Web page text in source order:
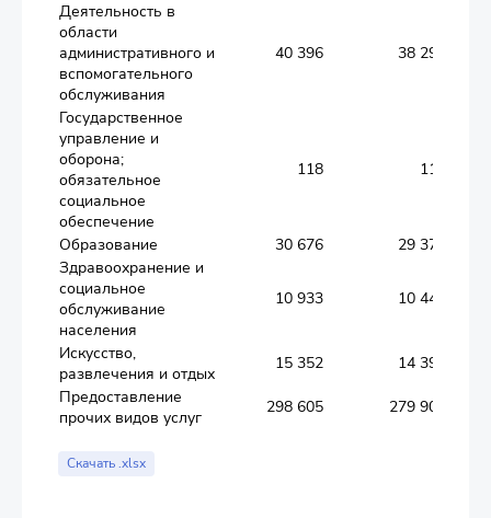
Деятельность в
области
административного и
вспомогательного
обслуживания
40 396 38 296
Государственное
управление и
оборона;
обязательное
социальное
обеспечение
118 110
Образование 30 676
29 372
Здравоохранение и
социальное
обслуживание
населения
10 933 10 444
Искусство,
развлечения и отдых
15 352
14 399
Предоставление
прочих видов услуг
298 605 279 900
Скачать .xlsx